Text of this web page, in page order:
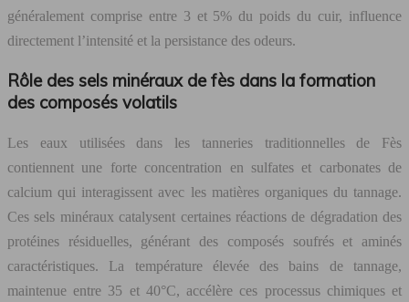
généralement comprise entre 3 et 5% du poids du cuir, influence
directement l’intensité et la persistance des odeurs.
Rôle des sels minéraux de fès dans la formation
des composés volatils
Les eaux utilisées dans les tanneries traditionnelles de Fès
contiennent une forte concentration en sulfates et carbonates de
calcium qui interagissent avec les matières organiques du tannage.
Ces sels minéraux catalysent certaines réactions de dégradation des
protéines résiduelles, générant des composés soufrés et aminés
caractéristiques. La température élevée des bains de tannage,
maintenue entre 35 et 40°C, accélère ces processus chimiques et